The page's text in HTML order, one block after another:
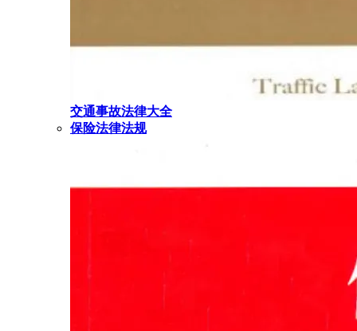
交通事故法律大全
保险法律法规